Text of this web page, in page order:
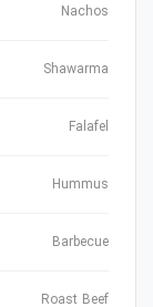
Nachos
Shawarma
Falafel
Hummus
Barbecue
Roast Beef